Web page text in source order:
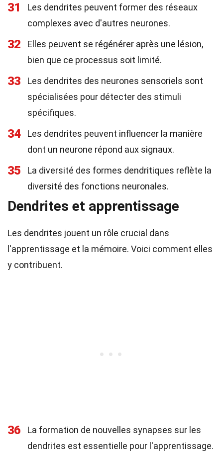
31
Les dendrites peuvent former des réseaux
complexes avec d'autres neurones.
32
Elles peuvent se régénérer après une lésion,
bien que ce processus soit limité.
33
Les dendrites des neurones sensoriels sont
spécialisées pour détecter des stimuli
spécifiques.
34
Les dendrites peuvent influencer la manière
dont un neurone répond aux signaux.
35
La diversité des formes dendritiques reflète la
diversité des fonctions neuronales.
Dendrites et apprentissage
Les dendrites jouent un rôle crucial dans
l'apprentissage et la mémoire. Voici comment elles
y contribuent.
36
La formation de nouvelles synapses sur les
dendrites est essentielle pour l'apprentissage.